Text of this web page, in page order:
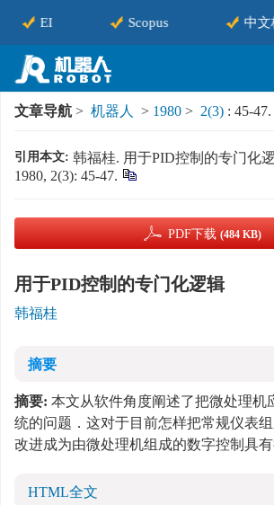
EI Scopus 中文
文章导航 > 机器人 > 1980 > 2(3) : 45-47.
引用本文: 韩福桂. 用于PID控制的专门化
1980, 2(3): 45-47.
PDF下载 (484 KB)
用于PID控制的专门化逻辑
韩福桂
摘要
摘要: 本文从软件角度阐述了把微处理机
统的问题．这对于目前怎样把常规仪表
改进成为由微处理机组成的数字控制具有
HTML全文